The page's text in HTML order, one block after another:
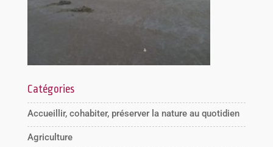
Catégories
Accueillir, cohabiter, préserver la nature au quotidien
Agriculture